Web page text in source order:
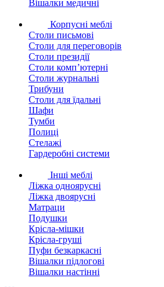
Вішалки медичні
Корпусні меблі
Столи письмові
Столи для переговорів
Столи президії
Столи комп’ютерні
Столи журнальні
Трибуни
Столи для їдальні
Шафи
Тумби
Полиці
Стелажі
Гардеробні системи
Інші меблі
Ліжка одноярусні
Ліжка двоярусні
Матраци
Подушки
Крісла-мішки
Крісла-груші
Пуфи безкаркасні
Вішалки підлогові
Вішалки настінні